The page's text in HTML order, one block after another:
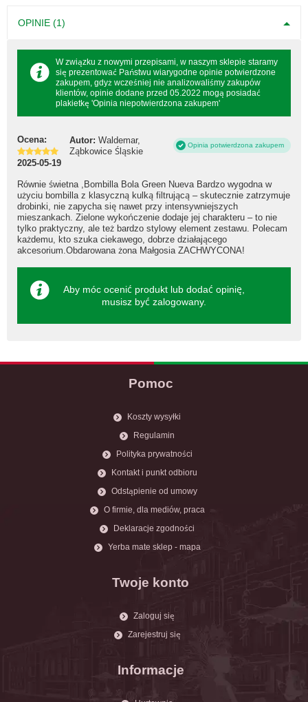
OPINIE (1)
W związku z nowymi przepisami, w naszym sklepie staramy
się prezentować Państwu wiarygodne opinie potwierdzone
zakupem, gdyż wcześniej nie analizowaliśmy zakupów
klientów, opinie dodane przed 05.2022 mogą posiadać
plakietkę 'Opinia niepotwierdzona zakupem'
Ocena: Autor: Waldemar,
Ząbkowice Śląskie
Opinia potwierdzona zakupem
2025-05-19
Równie świetna ,Bombilla Bola Green Nueva Bardzo wygodna w
użyciu bombilla z klasyczną kulką filtrującą – skutecznie zatrzymuje
drobinki, nie zapycha się nawet przy intensywniejszych
mieszankach. Zielone wykończenie dodaje jej charakteru – to nie
tylko praktyczny, ale też bardzo stylowy element zestawu. Polecam
każdemu, kto szuka ciekawego, dobrze działającego
akcesorium.Obdarowana żona Małgosia ZACHWYCONA!
Aby móc ocenić produkt lub dodać opinię,
musisz być zalogowany.
Pomoc
Koszty wysyłki
Regulamin
Polityka prywatności
Kontakt i punkt odbioru
Odstąpienie od umowy
O firmie, dla mediów, praca
Deklaracje zgodności
Yerba mate sklep - mapa
Twoje konto
Zaloguj się
Zarejestruj się
Informacje